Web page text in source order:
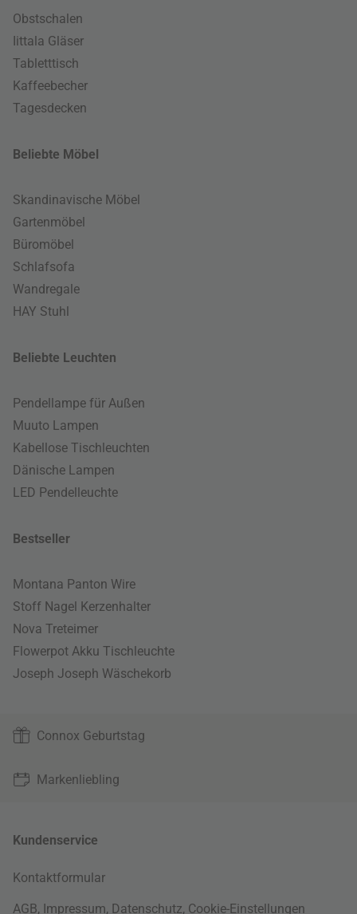
Obstschalen
Iittala Gläser
Tabletttisch
Kaffeebecher
Tagesdecken
Beliebte Möbel
Skandinavische Möbel
Gartenmöbel
Büromöbel
Schlafsofa
Wandregale
HAY Stuhl
Beliebte Leuchten
Pendellampe für Außen
Muuto Lampen
Kabellose Tischleuchten
Dänische Lampen
LED Pendelleuchte
Bestseller
Montana Panton Wire
Stoff Nagel Kerzenhalter
Nova Treteimer
Flowerpot Akku Tischleuchte
Joseph Joseph Wäschekorb
Connox Geburtstag
Markenliebling
Kundenservice
Kontaktformular
AGB, Impressum, Datenschutz, Cookie-Einstellungen